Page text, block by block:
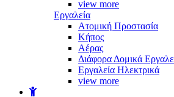
view more
Εργαλεία
Aτομική Προστασία
Kήπος
Αέρας
Διάφορα Δομικά
Εργαλεία Ηλεκτρικά
view more